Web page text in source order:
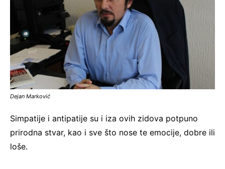
Dejan Marković
Simpatije i antipatije su i iza ovih zidova potpuno
prirodna stvar, kao i sve što nose te emocije, dobre ili
loše.